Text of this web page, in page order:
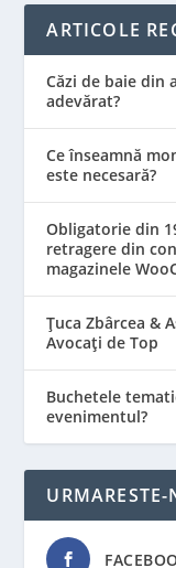
ARTICOLE
Căzi de baie din
adevărat?
Ce înseamnă
este necesară?
Obligatorie din
retragere din
magazinele
Țuca Zbârcea &
Avocați de Top
Buchetele
evenimentul?
URMARESTE-